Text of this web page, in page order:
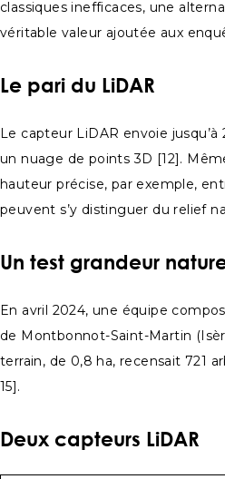
classiques inefficaces, une
véritable valeur ajoutée aux
Le pari du LiDAR
Le capteur LiDAR envoie
un nuage de points 3D [12].
hauteur précise, par exemple,
peuvent s’y distinguer du relief
Un test grandeur
En avril 2024, une équipe
de Montbonnot-Saint-Martin
terrain, de 0,8 ha, recensait 721
15].
Deux capteurs LiDAR